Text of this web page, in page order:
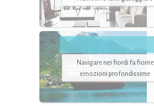
Navigare nei fiordi fa fiorire
emozioni profondissime